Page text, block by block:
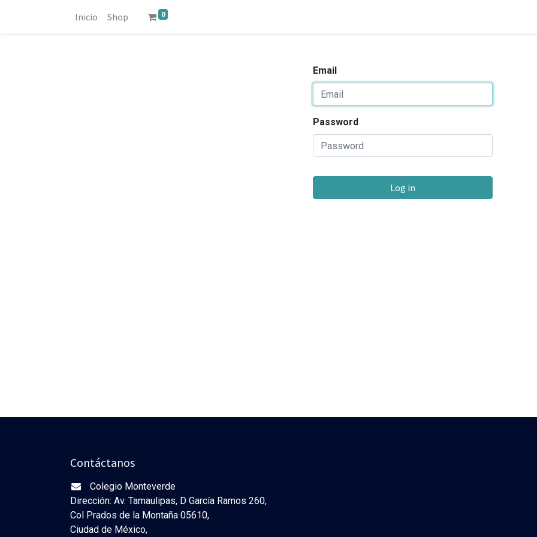
Inicio Shop 0
Email
Password
Log in
Contáctanos
Colegio Monteverde
Dirección: Av. Tamaulipas, D García Ramos 260,
Col Prados de la Montaña 05610,
Ciudad de México,